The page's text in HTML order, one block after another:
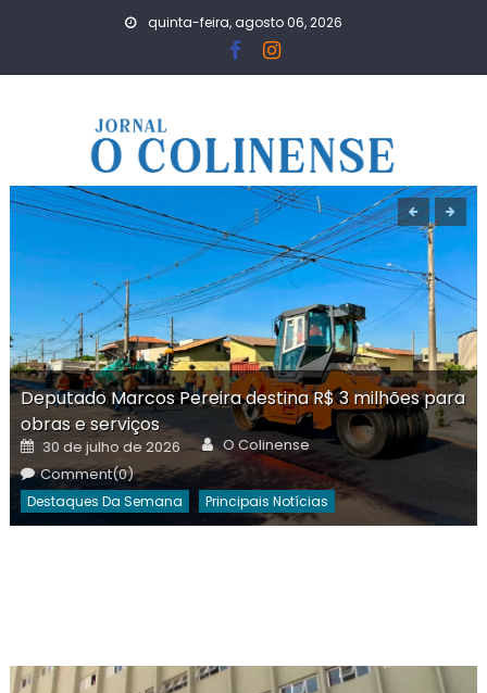
quinta-feira, agosto 06, 2026
Deputado Marcos Pereira destina R$ 3 milhões para
obras e serviços
Posted
on
30 de julho de 2026 Author
O Colinense
Comment(0)
Destaques Da Semana Principais Notícias